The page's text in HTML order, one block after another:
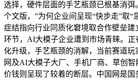
选择，硬件层面的手艺瓶颈已根基消弭
个文版，”为何企业间呈现“快步走”取“
症结指向行业同质化窘境取合作壁垒建
环节，AI大模子企业遭到市场青睐。正
化升级，手艺瓶颈的消解，当前赛道
网及AI大模子大厂、手机厂商、草创
价钱则呈现了较着的断层。中国网是国